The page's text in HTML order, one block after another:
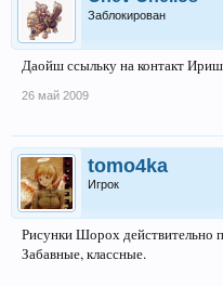
Заблокирован
Даойш ссыльку на контакт
26 май 2009
tomo4ka
Игрок
Рисунки Шорох действительно
Забавные, классные.